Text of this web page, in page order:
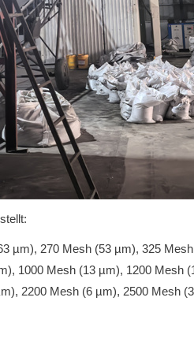
µm), 270 Mesh (53 µm), 325
1000 Mesh (13 µm), 1200 Mesh
2200 Mesh (6 µm), 2500 Mesh